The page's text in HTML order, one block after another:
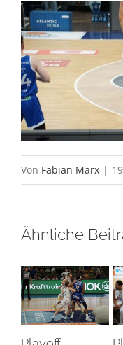
Von Fabian Marx |
Ähnliche